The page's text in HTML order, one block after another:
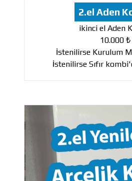
2.el Aden
ikinci el Aden
10.000 ₺
İstenilirse Kurulum
İstenilirse Sıfır